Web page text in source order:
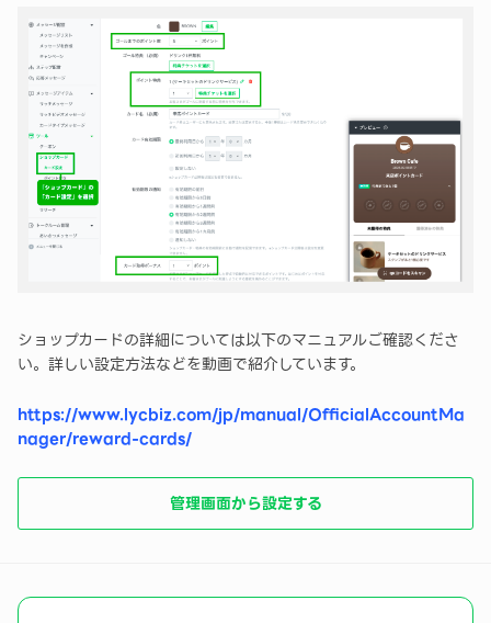
ショップカードの詳細については以下のマニュアルご確認くださ
い。詳しい設定方法などを動画で紹介しています。
https://www.lycbiz.com/jp/manual/OfficialAccountMa
nager/reward-cards/
管理画面から設定する